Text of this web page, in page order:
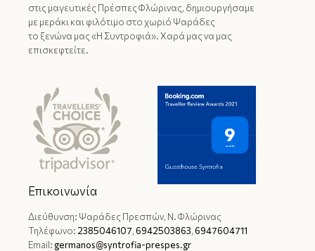
στις μαγευτικές Πρέσπες Φλώρινας, δημιουργήσαμε
με μεράκι και φιλότιμο στο χωριό Ψαράδες
το ξενώνα μας «Η Συντροφιά». Χαρά μας να μας
επισκεφτείτε.
Επικοινωνία
Διεύθυνση: Ψαράδες Πρεσπών, Ν. Φλώρινας
Τηλέφωνο: 2385046107,6942503863,6947604711
Email: germanos@syntrofia-prespes.gr